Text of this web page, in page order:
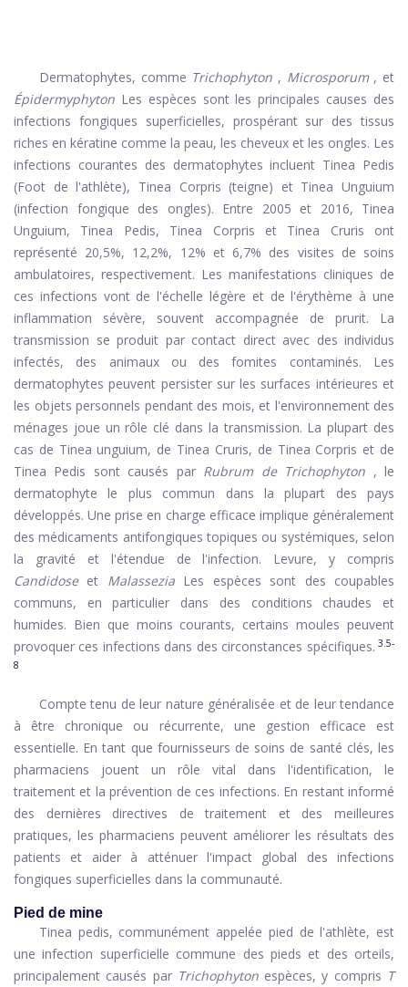
Dermatophytes, comme Trichophyton , Microsporum, et
Épidermyphyton Les espèces sont les principales causes des
infections fongiques superficielles, prospérant sur des tissus
riches en kératine comme la peau, les cheveux et les ongles. Les
infections courantes des dermatophytes incluent Tinea Pedis
(Foot de l'athlète), Tinea Corpris (teigne) et Tinea Unguium
(infection fongique des ongles). Entre 2005 et 2016, Tinea
Unguium, Tinea Pedis, Tinea Corpris et Tinea Cruris ont
représenté 20,5%, 12,2%, 12% et 6,7% des visites de soins
ambulatoires, respectivement. Les manifestations cliniques de
ces infections vont de l'échelle légère et de l'érythème à une
inflammation sévère, souvent accompagnée de prurit. La
transmission se produit par contact direct avec des individus
infectés, des animaux ou des fomites contaminés. Les
dermatophytes peuvent persister sur les surfaces intérieures et
les objets personnels pendant des mois, et l'environnement des
ménages joue un rôle clé dans la transmission. La plupart des
cas de Tinea unguium, de Tinea Cruris, de Tinea Corpris et de
Tinea Pedis sont causés par Rubrum de Trichophyton , le
dermatophyte le plus commun dans la plupart des pays
développés. Une prise en charge efficace implique généralement
des médicaments antifongiques topiques ou systémiques, selon
la gravité et l'étendue de l'infection. Levure, y compris
Candidoseet MalasseziaLes espèces sont des coupables
communs, en particulier dans des conditions chaudes et
humides. Bien que moins courants, certains moules peuvent
provoquer ces infections dans des circonstances spécifiques. 3.5-
8
Compte tenu de leur nature généralisée et de leur tendance
à être chronique ou récurrente, une gestion efficace est
essentielle. En tant que fournisseurs de soins de santé clés, les
pharmaciens jouent un rôle vital dans l'identification, le
traitement et la prévention de ces infections. En restant informé
des dernières directives de traitement et des meilleures
pratiques, les pharmaciens peuvent améliorer les résultats des
patients et aider à atténuer l'impact global des infections
fongiques superficielles dans la communauté.
Pied de mine
Tinea pedis, communément appelée pied de l'athlète, est
une infection superficielle commune des pieds et des orteils,
principalement causés par Trichophytonespèces, y compris T